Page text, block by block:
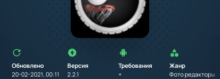
Обновлено
20-02-2021, 00:11
Версия
2.2.1
Требования
+
Жанр
Фото редакторы